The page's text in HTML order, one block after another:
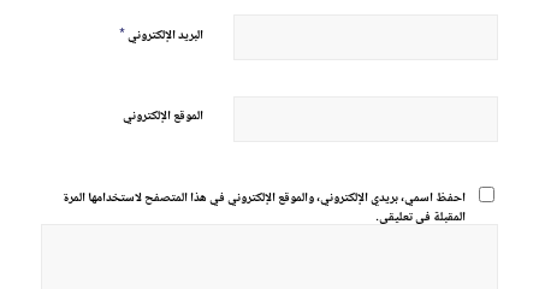
البريد الإلكتروني *
الموقع الإلكتروني
احفظ اسمي، بريدي الإلكتروني، والموقع الإلكتروني في هذا المتصفح لاستخدامها المرة
المقبلة في تعليقي.